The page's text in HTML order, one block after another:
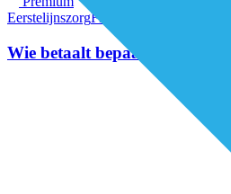
EerstelijnszorgFinanciering
Wie betaalt bepaalt